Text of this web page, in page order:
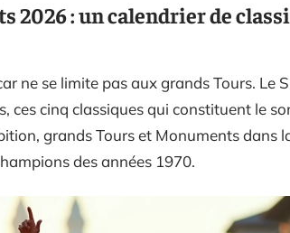
2026 : un calendrier de
ne se limite pas aux grands Tours. Le
ces cinq classiques qui constituent le
grands Tours et Monuments dans
des années 1970.